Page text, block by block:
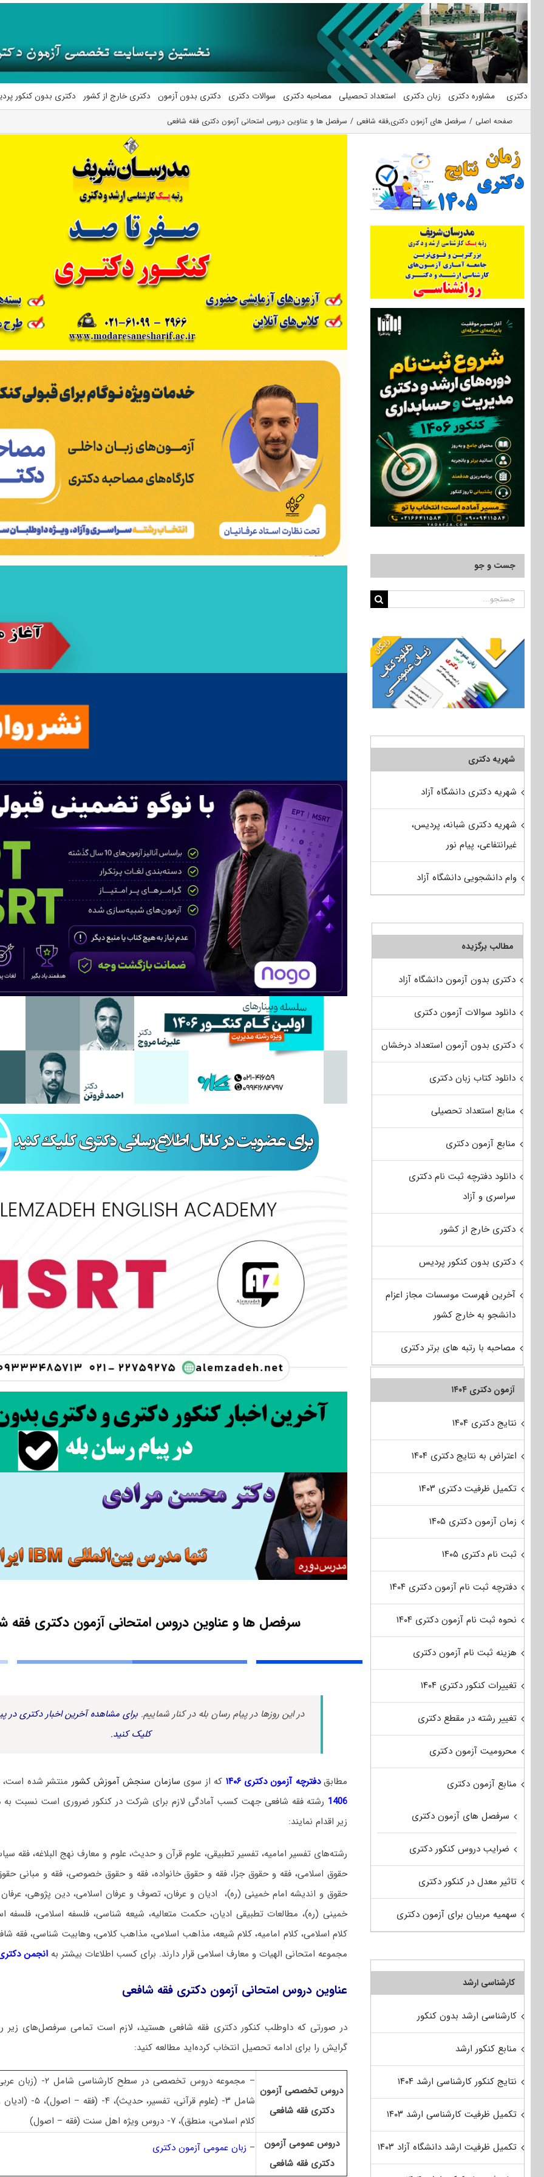
محتوا
دکتری مشاوره دکتری زبان دکتری استعداد تحصیلی مصاحبه دکتری سوالات دکتری دکتری بدون آزمون دکتری خارج از کشور دکتری بدون کنکور
صفحه اصلی سرفصل های آزمون دکتری,فقه شافعی سرفصل ها و عناوین دروس امتحانی آزمون دکتری فقه شافعی
سرفصل ها و عناوین دروس امتحانی آزمون دکتری فقه
در این روزها در پیام رسان بله در کنار شماییم. برای مشاهده آخرین اخبار دکتری در
کلیک کنید.
مطابق دفترچه آزمون دکتری ۱۴۰۶ که از سوی سازمان سنجش آموزش کشور منتشر شده است،
1406 رشته فقه شافعی جهت کسب آمادگی لازم برای شرکت در کنکور ضروری است نسبت به
زیر اقدام نمایند:
رشته‌های تفسیر امامیه، تفسیر تطبیقی، علوم قرآن و حدیث، علوم و معارف نهج البلاغه، فقه
حقوق اسلامی، فقه و حقوق جزا، فقه و حقوق خانواده، فقه و حقوق خصوصی، فقه و مبانی
حقوق و اندیشه امام خمینی (ره)، ادیان و عرفان، تصوف و عرفان اسلامی، دین پژوهی،
خمینی (ره)، مطالعات تطبیقی ادیان، حکمت متعالیه، شیعه شناسی، فلسفه اسلامی، فلسفه
کلام اسلامی، کلام امامیه، کلام شیعه، مذاهب اسلامی، مذاهب کلامی، وهابیت شناسی، فقه
مجموعه امتحانی الهیات و معارف اسلامی قرار دارند. برای کسب اطلاعات بیشتر به انجمن
عناوین دروس امتحانی آزمون دکتری فقه شافعی
در صورتی که داوطلب کنکور دکتری فقه شافعی هستید، لازم است تمامی سرفصل‌های زیر
گرایش را برای ادامه تحصیل انتخاب کرده‌اید مطالعه کنید:
دروس تخصصی آزمون
دکتری فقه شافعی
– مجموعه دروس تخصصی در
کلام اسلامی، منطق)، ۷- دروس ویژه اهل سنت (فقه – اصول)
دروس عمومی آزمون
دکتری فقه شافعی
– زبان عمومی آزمون دکتری
جست و جو
جستجو
شهریه دکتری
شهریه دکتری دانشگاه آزاد
شهریه دکتری شبانه، پردیس،
غیرانتفاعی، پیام نور
وام دانشجویی دانشگاه آزاد
مطالب برگزیده
دکتری بدون آزمون دانشگاه آزاد
دانلود سوالات آزمون دکتری
دکتری بدون آزمون استعداد درخشان
دانلود کتاب زبان دکتری
منابع استعداد تحصیلی
منابع آزمون دکتری
دانلود دفترچه ثبت نام دکتری
سراسری و آزاد
دکتری خارج از کشور
دکتری بدون کنکور پردیس
آخرین فهرست موسسات مجاز اعزام
دانشجو به خارج کشور
مصاحبه با رتبه های برتر دکتری
آزمون دکتری ۱۴۰۴
نتایج دکتری ۱۴۰۴
اعتراض به نتایج دکتری ۱۴۰۴
تکمیل ظرفیت دکتری ۱۴۰۳
زمان آزمون دکتری ۱۴۰۵
ثبت نام دکتری ۱۴۰۵
دفترچه ثبت نام آزمون دکتری ۱۴۰۴
نحوه ثبت نام آزمون دکتری ۱۴۰۴
هزینه ثبت نام آزمون دکتری
تغییرات کنکور دکتری ۱۴۰۴
تغییر رشته در مقطع دکتری
محرومیت آزمون دکتری
منابع آزمون دکتری
سرفصل های آزمون دکتری
ضرایب دروس کنکور دکتری
تاثیر معدل در کنکور دکتری
سهمیه مربیان برای آزمون دکتری
کارشناسی ارشد
کارشناسی ارشد بدون کنکور
منابع کنکور ارشد
نتایج کنکور کارشناسی ارشد ۱۴۰۴
تکمیل ظرفیت کارشناسی ارشد ۱۴۰۳
تکمیل ظرفیت ارشد دانشگاه آزاد ۱۴۰۳